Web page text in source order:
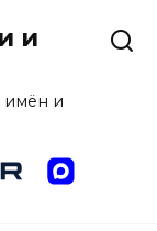
и
имён и